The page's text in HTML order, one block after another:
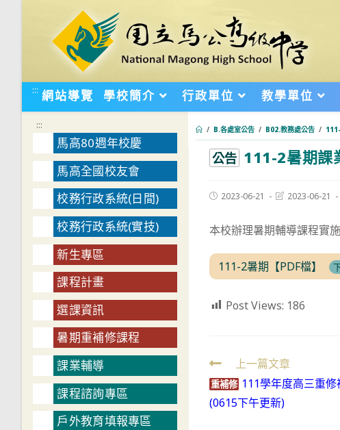
::: 網站導覽 學校簡介 行政單位 教學單位
/ B.各處室公告 / B02.教務處公告 /
公告 111-2暑期課
Post2023-06-21
Post2023-06-21
本校辦理暑期輔導課程實
111-2暑期【PDF檔】
Post Views: 186
Read
more
articles
上一篇文章
重補修 111學年度高三重
(0615下午更新)
:::
馬高80週年校慶
馬高全國校友會
校務行政系統(日間)
校務行政系統(實技)
新生專區
課程計畫
選課資訊
暑期重補修課程
課業輔導
課程諮詢專區
戶外教育填報專區